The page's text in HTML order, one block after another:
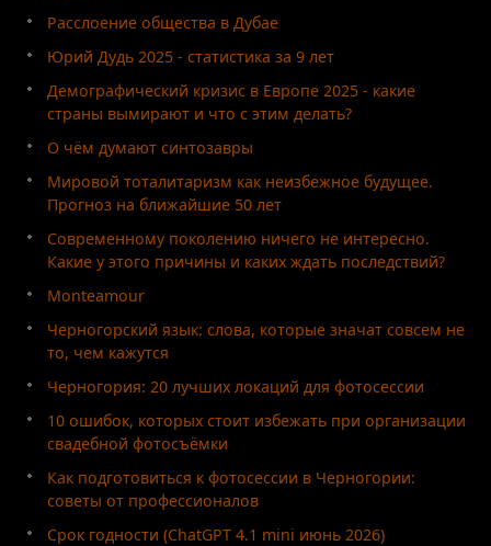
Расслоение общества в Дубае
Юрий Дудь 2025 - статистика за 9 лет
Демографический кризис в Европе 2025 - какие
страны вымирают и что с этим делать?
О чём думают синтозавры
Мировой тоталитаризм как неизбежное будущее.
Прогноз на ближайшие 50 лет
Современному поколению ничего не интересно.
Какие у этого причины и каких ждать последствий?
Monteamour
Черногорский язык: слова, которые значат совсем не
то, чем кажутся
Черногория: 20 лучших локаций для фотосессии
10 ошибок, которых стоит избежать при организации
свадебной фотосъёмки
Как подготовиться к фотосессии в Черногории:
советы от профессионалов
Срок годности (ChatGPT 4.1 mini июнь 2026)